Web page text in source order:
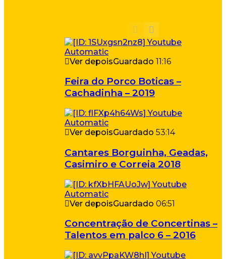
Ver depoisGuardado 11:16
Feira do Porco Boticas –
Cachadinha – 2019
Ver depoisGuardado 53:14
Cantares Borguinha, Geadas,
Casimiro e Correia 2018
Ver depoisGuardado 06:51
Concentração de Concertinas –
Talentos em palco 6 – 2016